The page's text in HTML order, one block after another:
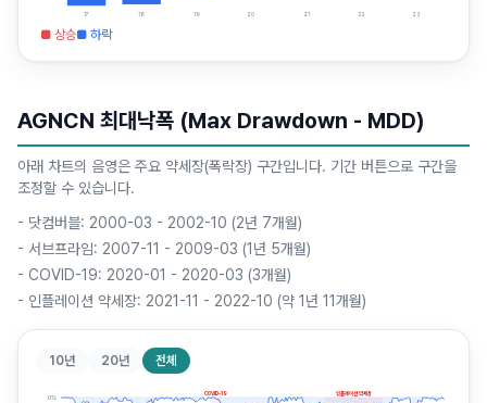
17 18 19 20 21 22 23
■ 상승■ 하락
AGNCN 최대낙폭 (Max Drawdown - MDD)
아래 차트의 음영은 주요 약세장(폭락장) 구간입니다. 기간 버튼으로 구간을
조정할 수 있습니다.
- 닷컴버블: 2000-03 - 2002-10 (2년 7개월)
- 서브프라임: 2007-11 - 2009-03 (1년 5개월)
- COVID-19: 2020-01 - 2020-03 (3개월)
- 인플레이션 약세장: 2021-11 - 2022-10 (약 1년 11개월)
10년 20년 전체
COVID-19 인플레이션 약세장
0%